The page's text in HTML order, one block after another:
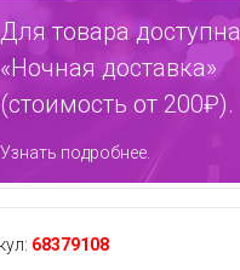
Для товара доступна
«Ночная доставка»
(стоимость от 200₽).
Узнать подробнее.
68379108